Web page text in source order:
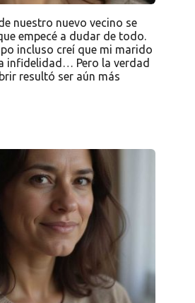
nuestro nuevo vecino se
empecé a dudar de todo.
incluso creí que mi marido
infidelidad… Pero la verdad
resultó ser aún más